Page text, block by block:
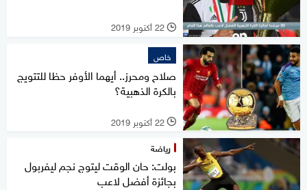
l 22 أكتوبر 2019
خاص
صلاح ومحرز.. أيهما الأوفر حظا للتتويج
بالكرة الذهبية؟
l 22 أكتوبر 2019
رياضة
بولت: حان الوقت ليتوج نجم ليفربول
بجائزة أفضل لاعب